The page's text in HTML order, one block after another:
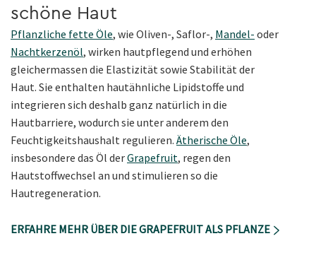
schöne Haut
Pflanzliche fette Öle, wie Oliven-, Saflor-, Mandel- oder
Nachtkerzenöl, wirken hautpflegend und erhöhen
gleichermassen die Elastizität sowie Stabilität der
Haut. Sie enthalten hautähnliche Lipidstoffe und
integrieren sich deshalb ganz natürlich in die
Hautbarriere, wodurch sie unter anderem den
Feuchtigkeitshaushalt regulieren. Ätherische Öle,
insbesondere das Öl derGrapefruit, regen den
Hautstoffwechsel an und stimulieren so die
Hautregeneration.
ERFAHRE MEHR ÜBER DIE GRAPEFRUIT ALS PFLANZE